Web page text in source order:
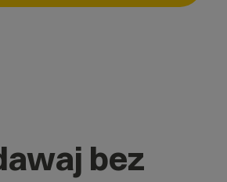
bez